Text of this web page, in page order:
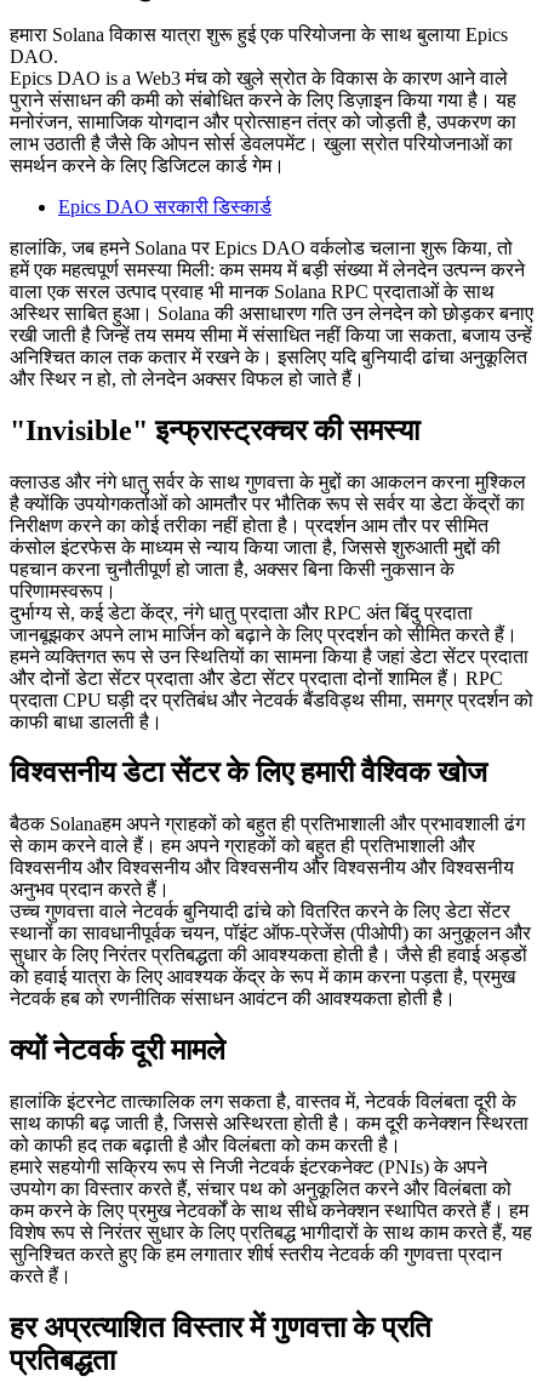
हमारा Solana विकास यात्रा शुरू हुई एक परियोजना के साथ बुलाया Epics
DAO.
Epics DAO is a Web3 मंच को खुले स्रोत के विकास के कारण आने वाले
पुराने संसाधन की कमी को संबोधित करने के लिए डिज़ाइन किया गया है। यह
मनोरंजन, सामाजिक योगदान और प्रोत्साहन तंत्र को जोड़ती है, उपकरण का
लाभ उठाती है जैसे कि ओपन सोर्स डेवलपमेंट। खुला स्रोत परियोजनाओं का
समर्थन करने के लिए डिजिटल कार्ड गेम।
Epics DAO सरकारी डिस्कार्ड
हालांकि, जब हमने Solana पर Epics DAO वर्कलोड चलाना शुरू किया, तो
हमें एक महत्वपूर्ण समस्या मिली: कम समय में बड़ी संख्या में लेनदेन उत्पन्न करने
वाला एक सरल उत्पाद प्रवाह भी मानक Solana RPC प्रदाताओं के साथ
अस्थिर साबित हुआ। Solana की असाधारण गति उन लेनदेन को छोड़कर बनाए
रखी जाती है जिन्हें तय समय सीमा में संसाधित नहीं किया जा सकता, बजाय उन्हें
अनिश्चित काल तक कतार में रखने के। इसलिए यदि बुनियादी ढांचा अनुकूलित
और स्थिर न हो, तो लेनदेन अक्सर विफल हो जाते हैं।
"Invisible" इन्फ्रास्ट्रक्चर की समस्या
क्लाउड और नंगे धातु सर्वर के साथ गुणवत्ता के मुद्दों का आकलन करना मुश्किल
है क्योंकि उपयोगकर्ताओं को आमतौर पर भौतिक रूप से सर्वर या डेटा केंद्रों का
निरीक्षण करने का कोई तरीका नहीं होता है। प्रदर्शन आम तौर पर सीमित
कंसोल इंटरफेस के माध्यम से न्याय किया जाता है, जिससे शुरुआती मुद्दों की
पहचान करना चुनौतीपूर्ण हो जाता है, अक्सर बिना किसी नुकसान के
परिणामस्वरूप।
दुर्भाग्य से, कई डेटा केंद्र, नंगे धातु प्रदाता और RPC अंत बिंदु प्रदाता
जानबूझकर अपने लाभ मार्जिन को बढ़ाने के लिए प्रदर्शन को सीमित करते हैं।
हमने व्यक्तिगत रूप से उन स्थितियों का सामना किया है जहां डेटा सेंटर प्रदाता
और दोनों डेटा सेंटर प्रदाता और डेटा सेंटर प्रदाता दोनों शामिल हैं। RPC
प्रदाता CPU घड़ी दर प्रतिबंध और नेटवर्क बैंडविड्थ सीमा, समग्र प्रदर्शन को
काफी बाधा डालती है।
विश्वसनीय डेटा सेंटर के लिए हमारी वैश्विक खोज
बैठक Solanaहम अपने ग्राहकों को बहुत ही प्रतिभाशाली और प्रभावशाली ढंग
से काम करने वाले हैं। हम अपने ग्राहकों को बहुत ही प्रतिभाशाली और
विश्वसनीय और विश्वसनीय और विश्वसनीय और विश्वसनीय और विश्वसनीय
अनुभव प्रदान करते हैं।
उच्च गुणवत्ता वाले नेटवर्क बुनियादी ढांचे को वितरित करने के लिए डेटा सेंटर
स्थानों का सावधानीपूर्वक चयन, पॉइंट ऑफ-प्रेजेंस (पीओपी) का अनुकूलन और
सुधार के लिए निरंतर प्रतिबद्धता की आवश्यकता होती है। जैसे ही हवाई अड्डों
को हवाई यात्रा के लिए आवश्यक केंद्र के रूप में काम करना पड़ता है, प्रमुख
नेटवर्क हब को रणनीतिक संसाधन आवंटन की आवश्यकता होती है।
क्यों नेटवर्क दूरी मामले
हालांकि इंटरनेट तात्कालिक लग सकता है, वास्तव में, नेटवर्क विलंबता दूरी के
साथ काफी बढ़ जाती है, जिससे अस्थिरता होती है। कम दूरी कनेक्शन स्थिरता
को काफी हद तक बढ़ाती है और विलंबता को कम करती है।
हमारे सहयोगी सक्रिय रूप से निजी नेटवर्क इंटरकनेक्ट (PNIs) के अपने
उपयोग का विस्तार करते हैं, संचार पथ को अनुकूलित करने और विलंबता को
कम करने के लिए प्रमुख नेटवर्कों के साथ सीधे कनेक्शन स्थापित करते हैं। हम
विशेष रूप से निरंतर सुधार के लिए प्रतिबद्ध भागीदारों के साथ काम करते हैं, यह
सुनिश्चित करते हुए कि हम लगातार शीर्ष स्तरीय नेटवर्क की गुणवत्ता प्रदान
करते हैं।
हर अप्रत्याशित विस्तार में गुणवत्ता के प्रति
प्रतिबद्धता